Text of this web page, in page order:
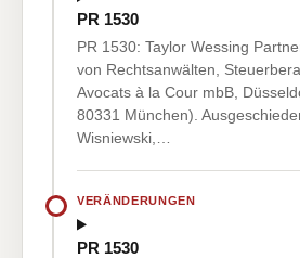
PR 1530
PR 1530: Taylor Wessing
von Rechtsanwälten,
Avocats à la Cour mbB,
80331 München).
Wisniewski,…
VERÄNDERUNGEN
PR 1530